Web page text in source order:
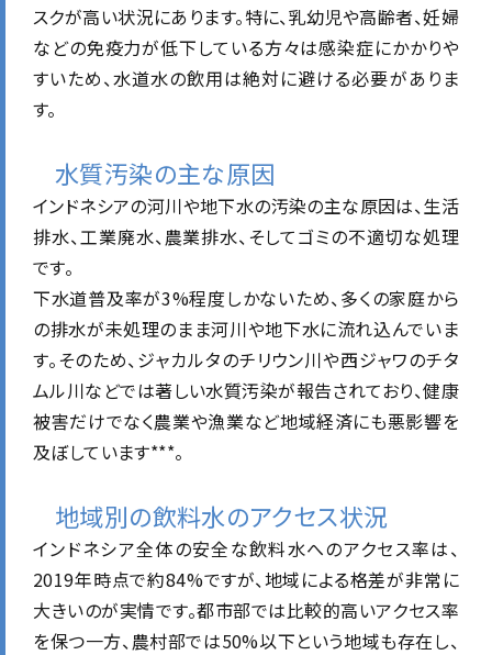
スクが高い状況にあります。特に、乳幼児や高齢者、妊婦
などの免疫力が低下している方々は感染症にかかりや
すいため、水道水の飲用は絶対に避ける必要がありま
す。
水質汚染の主な原因
インドネシアの河川や地下水の汚染の主な原因は、生活
排水、工業廃水、農業排水、そしてゴミの不適切な処理
です。
下水道普及率が3%程度しかないため、多くの家庭から
の排水が未処理のまま河川や地下水に流れ込んでいま
す。そのため、ジャカルタのチリウン川や西ジャワのチタ
ムル川などでは著しい水質汚染が報告されており、健康
被害だけでなく農業や漁業など地域経済にも悪影響を
及ぼしています***。
地域別の飲料水のアクセス状況
インドネシア全体の安全な飲料水へのアクセス率は、
2019年時点で約84%ですが、地域による格差が非常に
大きいのが実情です。都市部では比較的高いアクセス率
を保つ一方、農村部では50%以下という地域も存在し、